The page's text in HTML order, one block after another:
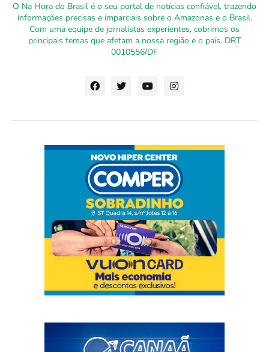
O Na Hora do Brasil é o seu portal de notícias confiável, trazendo
informações precisas e imparciais sobre o Amazonas e o Brasil.
Com uma equipe de jornalistas experientes, cobrimos os
principais temas que afetam a nossa região e o país. DRT
0010556/DF